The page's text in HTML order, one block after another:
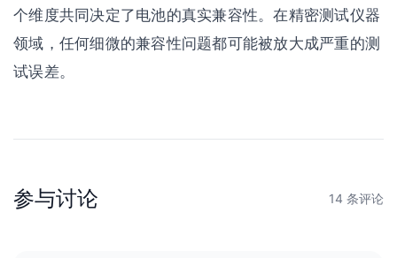
个维度共同决定了电池的真实兼容性。在精密测试仪器
领域，任何细微的兼容性问题都可能被放大成严重的测
试误差。
参与讨论 14 条评论